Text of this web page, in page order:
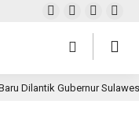
Dilantik Gubernur